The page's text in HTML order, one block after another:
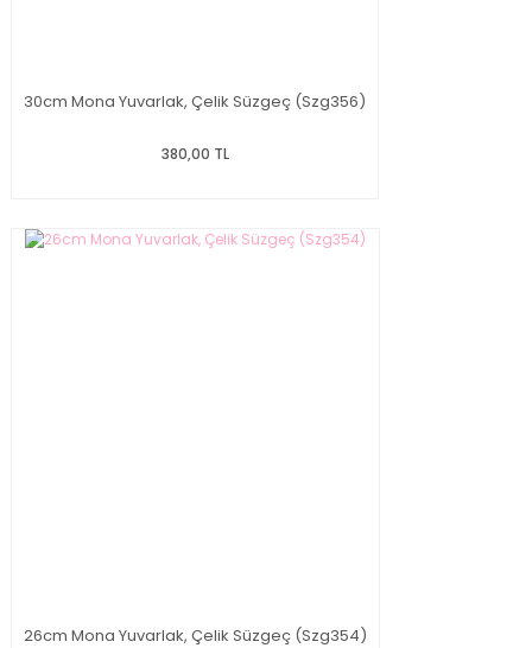
30cm Mona Yuvarlak, Çelik Süzgeç (Szg356)
380,00 TL
26cm Mona Yuvarlak, Çelik Süzgeç (Szg354)